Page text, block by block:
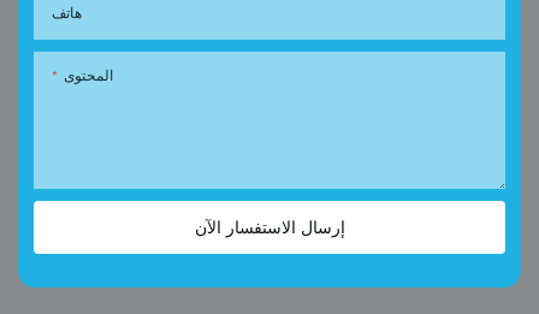
هاتف
المحتوى
إرسال الاستفسار الآن